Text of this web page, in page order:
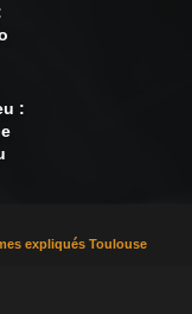
:
expliqués Toulouse